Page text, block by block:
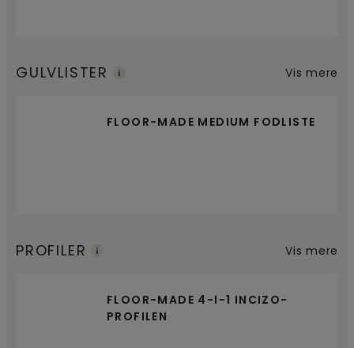
GULVLISTER
FLOOR-MADE MEDIUM FODLISTE
Vis mere
PROFILER
FLOOR-MADE 4-I-1 INCIZO-
PROFILEN
Vis mere